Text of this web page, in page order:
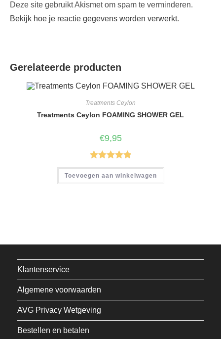
Deze site gebruikt Akismet om spam te verminderen.
Bekijk hoe je reactie gegevens worden verwerkt.
Gerelateerde producten
Treatments Ceylon
Treatments Ceylon FOAMING SHOWER GEL
€9,95
Gewaardeer
d5.00uit 5
Toevoegen aan winkelwagen
Klantenservice
Algemene voorwaarden
AVG Privacy Wetgeving
Bestellen en betalen